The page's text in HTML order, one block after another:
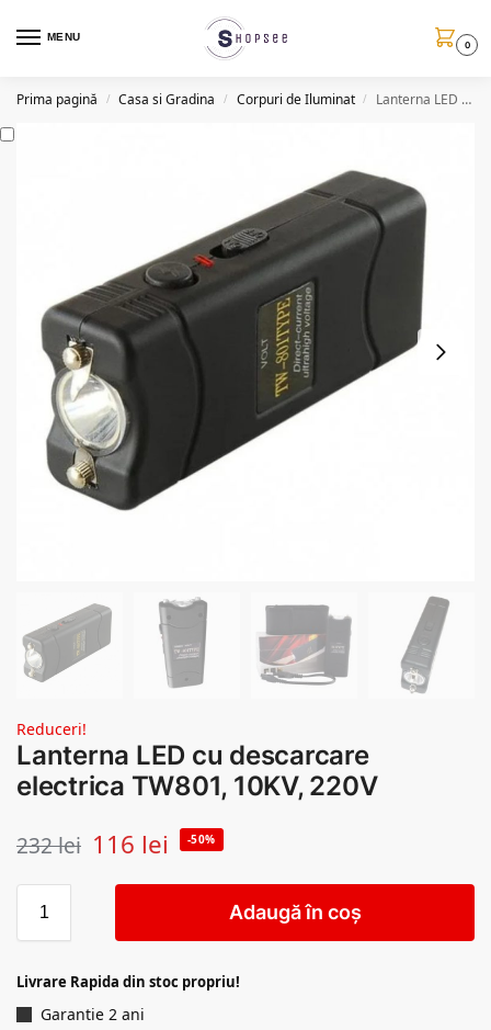
MENU
0
Prima pagină / Casa si Gradina / Corpuri de Iluminat / Lanterna LED cu descarcare electrica TW801, 10KV, 220V
Reduceri!
Lanterna LED cu descarcare
electrica TW801, 10KV, 220V
232lei 116 lei -50%
Adaugă în coș
Livrare Rapida din stoc propriu!
Garantie 2 ani